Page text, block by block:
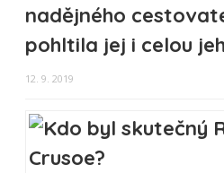
nadějného
pohltila jej i celou
12. 9. 2019